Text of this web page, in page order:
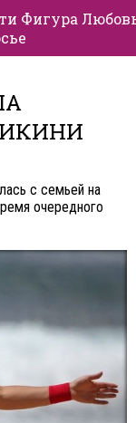
Фигура
с семьей на
очередного